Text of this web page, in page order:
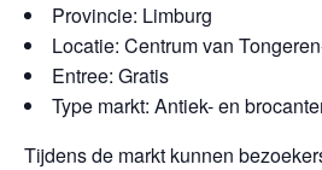
Provincie: Limburg
Locatie: Centrum van
Entree: Gratis
Type markt: Antiek- en
Tijdens de markt kunnen